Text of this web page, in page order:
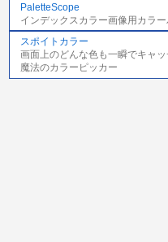
PaletteScope
インデックスカラー画像用カラ
スポイトカラー
画面上のどんな色も一瞬でキャ
魔法のカラーピッカー